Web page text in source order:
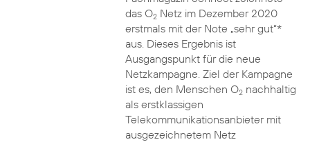
das O2Netz im Dezember 2020
erstmals mit der Note „sehr gut“*
aus. Dieses Ergebnis ist
Ausgangspunkt für die neue
Netzkampagne. Ziel der Kampagne
ist es, den Menschen O2nachhaltig
als erstklassigen
Telekommunikationsanbieter mit
ausgezeichnetem Netz